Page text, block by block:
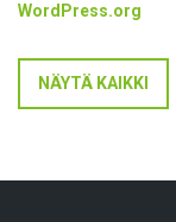
WordPress.org
NÄYTÄ KAIKKI